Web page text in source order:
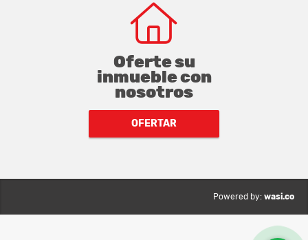
Oferte su
inmueble con
nosotros
OFERTAR
Powered by: wasi.co